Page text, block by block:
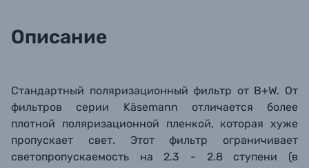
Описание
Стандартный поляризационный фильтр от B+W. От
фильтров серии Käsemann отличается более
плотной поляризационной пленкой, которая хуже
пропускает свет. Этот фильтр ограничивает
светопропускаемость на 2.3 - 2.8 ступени (в